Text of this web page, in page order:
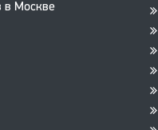
в Москве